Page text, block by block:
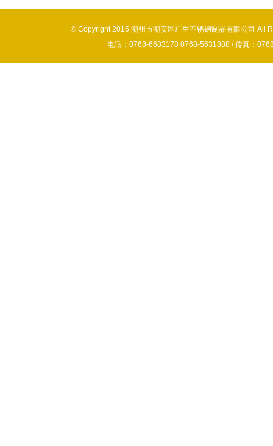
© Copyright 2015 潮州市潮安区广生不锈钢制品有限公司
电话：0768-6683178 0768-5631888 / 传真：